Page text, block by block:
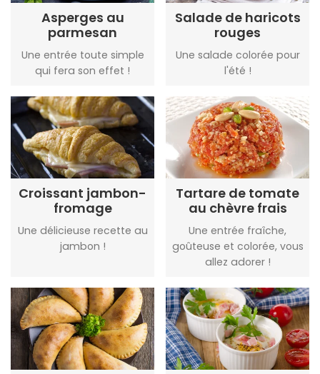
Asperges au
parmesan
Une entrée toute simple
qui fera son effet !
Salade de haricots
rouges
Une salade colorée pour
l'été !
Croissant jambon-
fromage
Une délicieuse recette au
jambon !
Tartare de tomate
au chèvre frais
Une entrée fraîche,
goûteuse et colorée, vous
allez adorer !